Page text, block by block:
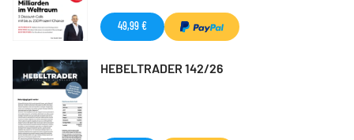
49,99 €
HEBELTRADER 142/26